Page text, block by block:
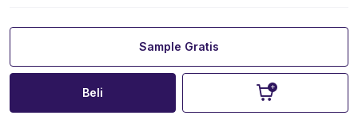
Sample Gratis
Beli